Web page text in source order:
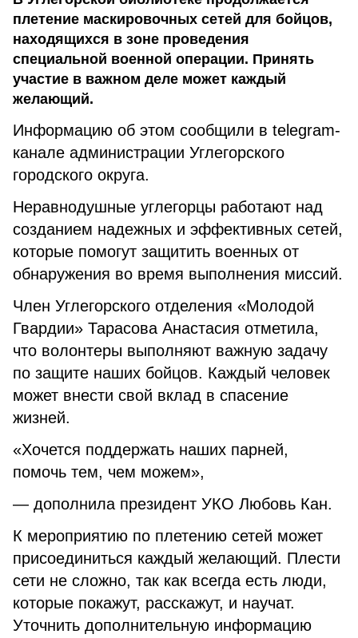
плетение маскировочных сетей для бойцов,
находящихся в зоне проведения
специальной военной операции. Принять
участие в важном деле может каждый
желающий.
Информацию об этом сообщили в telegram-
канале администрации Углегорского
городского округа.
Неравнодушные углегорцы работают над
созданием надежных и эффективных сетей,
которые помогут защитить военных от
обнаружения во время выполнения миссий.
Член Углегорского отделения «Молодой
Гвардии» Тарасова Анастасия отметила,
что волонтеры выполняют важную задачу
по защите наших бойцов. Каждый человек
может внести свой вклад в спасение
жизней.
«Хочется поддержать наших парней,
помочь тем, чем можем»,
— дополнила президент УКО Любовь Кан.
К мероприятию по плетению сетей может
присоединиться каждый желающий. Плести
сети не сложно, так как всегда есть люди,
которые покажут, расскажут, и научат.
Уточнить дополнительную информацию